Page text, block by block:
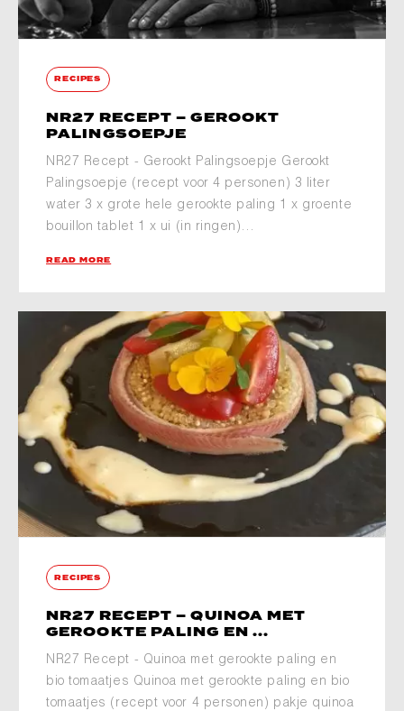
RECIPES
NR27 RECEPT – GEROOKT
PALINGSOEPJE
NR27 Recept - Gerookt Palingsoepje Gerookt
Palingsoepje (recept voor 4 personen) 3 liter
water 3 x grote hele gerookte paling 1 x groente
bouillon tablet 1 x ui (in ringen)…
READ MORE
RECIPES
NR27 RECEPT – QUINOA MET
GEROOKTE PALING EN ...
NR27 Recept - Quinoa met gerookte paling en
bio tomaatjes Quinoa met gerookte paling en bio
tomaatjes (recept voor 4 personen) pakje quinoa